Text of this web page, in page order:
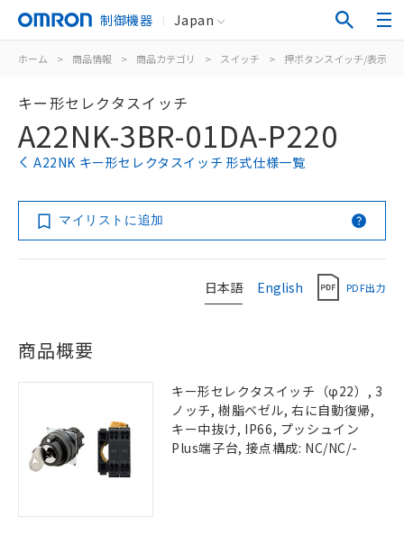
制御機器 Japan
ホーム > 商品情報 > 商品カテゴリ > スイッチ > 押ボタンスイッチ/表示灯
キー形セレクタスイッチ
A22NK-3BR-01DA-P220
A22NK キー形セレクタスイッチ 形式仕様一覧
マイリストに追加
日本語 English PDF出力
商品概要
キー形セレクタスイッチ（φ22）, 3
ノッチ, 樹脂ベゼル, 右に自動復帰,
キー中抜け, IP66, プッシュイン
Plus端子台, 接点構成: NC/NC/-